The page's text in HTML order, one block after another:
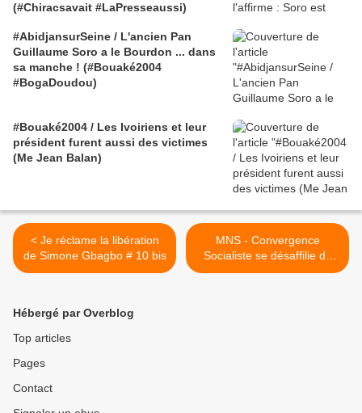
(#Chiracsavait #LaPresseaussi)
#AbidjansurSeine / L'ancien Pan
Guillaume Soro a le Bourdon ... dans
sa manche ! (#Bouaké2004
#BogaDoudou)
#Bouaké2004 / Les Ivoiriens et leur
président furent aussi des victimes
(Me Jean Balan)
< Je réclame la libération
de Simone Gbagbo # 10 bis
MNS - Convergence
Socialiste se désaffilie du
félôn PS sénégalais >
Hébergé par Overblog
Top articles
Pages
Contact